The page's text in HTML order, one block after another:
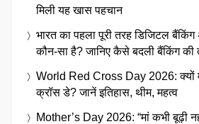
मिली यह खास पहचान
भारत का पहला पूरी तरह डिजिटल बैंकिंग
कौन-सा है? जानिए कैसे बदली बैंकिंग की
World Red Cross Day 2026: क्यों
क्रॉस डे? जानें इतिहास, थीम, महत्व
Mother’s Day 2026: “मां कभी बूढ़ी